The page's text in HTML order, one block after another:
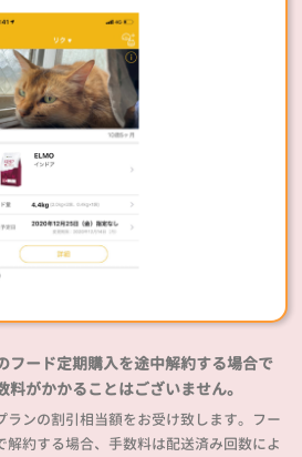
フード定期購入を途中解約する場合で
がかかることはございません。
ランの割引相当額をお受け致します。フー
解約する場合、手数料は配送済み回数によ